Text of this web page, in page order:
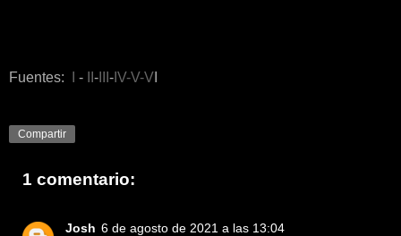
Fuentes: - - - IV-V-V
Compartir
1 comentario:
Josh 6 de agosto de 2021 a las 13:04